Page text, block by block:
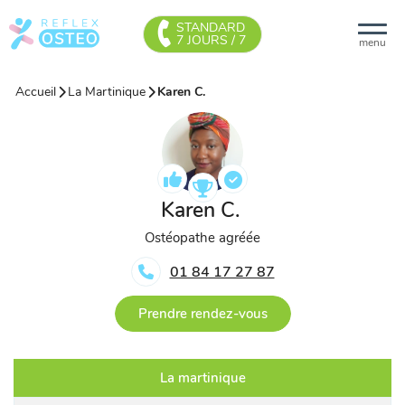
menu
STANDARD
7 JOURS / 7
Accueil La Martinique Karen C.
Karen C.
Ostéopathe agréée
01 84 17 27 87
Prendre rendez-vous
La martinique